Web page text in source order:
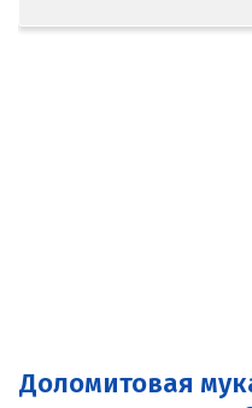
Доломитовая